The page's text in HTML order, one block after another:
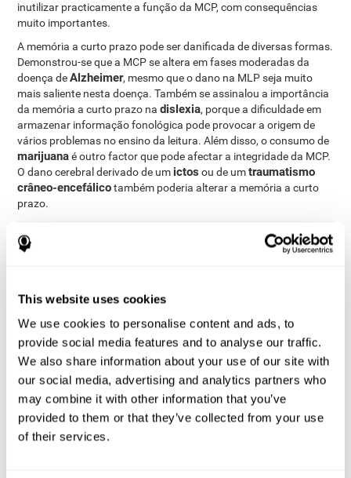
This website uses cookies
We use cookies to personalise content and ads, to
provide social media features and to analyse our traffic.
We also share information about your use of our site with
our social media, advertising and analytics partners who
may combine it with other information that you’ve
provided to them or that they’ve collected from your use
of their services.
inutilizar practicamente a função da MCP, com consequências
muito importantes.
A memória a curto prazo pode ser danificada de diversas formas.
Demonstrou-se que a MCP se altera em fases moderadas da
doença deAlzheimer, mesmo que o dano na MLP seja muito
mais saliente nesta doença. Também se assinalou a importância
da memória a curto prazo nadislexia, porque a dificuldade em
armazenar informação fonológica pode provocar a origem de
vários problemas no ensino da leitura. Além disso, o consumo de
marijuanaé outro factor que pode afectar a integridade da MCP.
O dano cerebral derivado de um ictos ou de umtraumatismo
crâneo-encefálicotambém poderia alterar a memória a curto
prazo.
Como medir e avaliar a memória a
A memória a curto prazo intervém na maioria das actividades do
nosso dia-a-dia. Que possamos interactuar correctamente com o
nosso meio-envolvente e com as pessoas que nos rodeiam,
depende directamente da nossa memória a curto prazo. Deste
modo, avaliar a nossa memória a curto prazo e conhecer o seu
estado pode ser de grande ajuda em diferentes âmbitos da vida:
em âmbitos escolares (permitir-nos-à saber se uma criança terá
dificuldades para aprender a ler ou para compreender frases
longas ou complexas), em âmbitos médicos (para saber se há
que dar as indicações de maneira mais simples aos pacientes, ou